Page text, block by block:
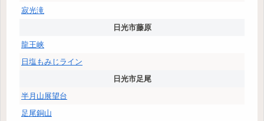
寂光滝
日光市藤原
龍王峡
日塩もみじライン
日光市足尾
半月山展望台
足尾銅山